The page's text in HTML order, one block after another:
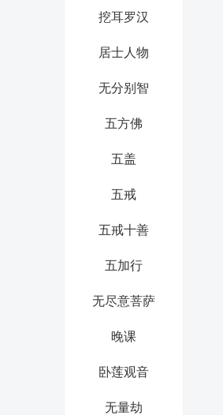
挖耳罗汉
居士人物
无分别智
五方佛
五盖
五戒
五戒十善
五加行
无尽意菩萨
晚课
卧莲观音
无量劫